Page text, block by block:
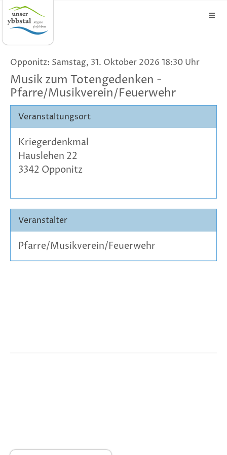
Opponitz: Samstag, 31. Oktober 2026 18:30 Uhr
Musik zum Totengedenken -
Pfarre/Musikverein/Feuerwehr
Veranstaltungsort
Kriegerdenkmal
Hauslehen 22
3342 Opponitz
Veranstalter
Pfarre/Musikverein/Feuerwehr